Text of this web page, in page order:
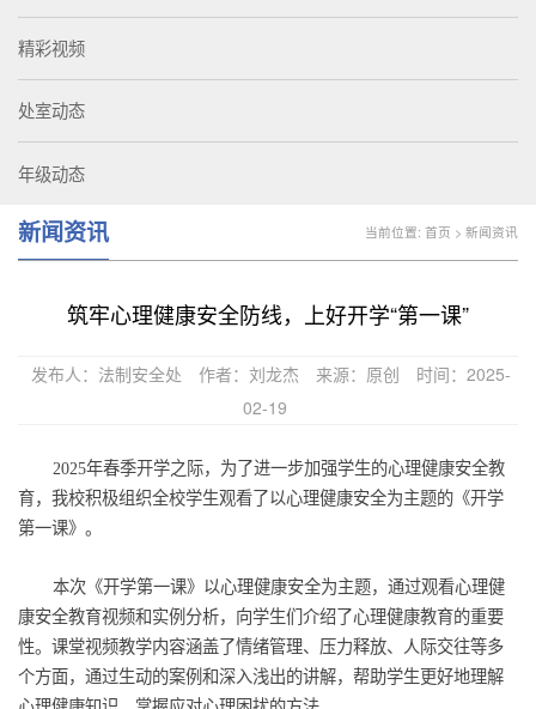
精彩视频
处室动态
年级动态
新闻资讯 当前位置: 首页 > 新闻资讯
筑牢心理健康安全防线，上好开学“第一课”
发布人：法制安全处 作者：刘龙杰 来源：原创
时间：2025-
02-19
2025年春季开学之际，为了进一步加强学生的心理健康安全教
育，我校积极组织全校学生观看了以心理健康安全为主题的《开学
第一课》。
本次《开学第一课》以心理健康安全为主题，通过观看心理健
康安全教育视频和实例分析，向学生们介绍了心理健康教育的重要
性。课堂视频教学内容涵盖了情绪管理、压力释放、人际交往等多
个方面，通过生动的案例和深入浅出的讲解，帮助学生更好地理解